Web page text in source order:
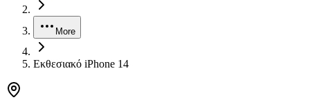
More
Εκθεσιακό iPhone 14